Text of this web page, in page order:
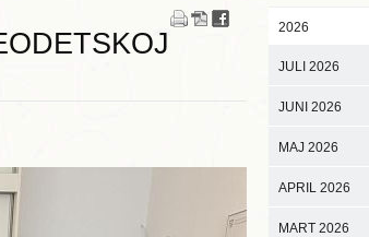
2026
JULI 2026
JUNI 2026
MAJ 2026
APRIL 2026
MART 2026